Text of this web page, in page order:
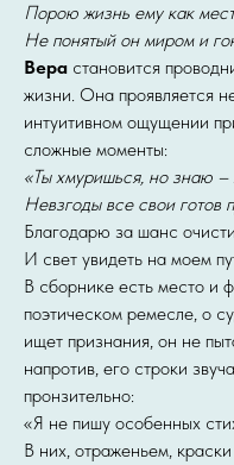
Порою жизнь ему как
Не понятый он миром и
Вера становится
жизни. Она проявляется
интуитивном ощущении
сложные моменты:
«Ты хмуришься, но знаю –
Невзгоды все свои готов
Благодарю за шанс
И свет увидеть на моем
В сборнике есть место и
поэтическом ремесле, о
ищет признания, он не
напротив, его строки
пронзительно:
«Я не пишу особенных
В них, отраженьем,